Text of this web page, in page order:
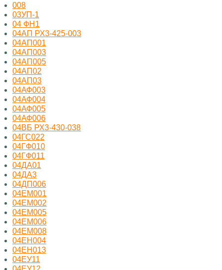
008
03УП-1
04 ФН1
04АП РХ3-425-003
04АП001
04АП003
04АП005
04АП02
04АП03
04АФ003
04АФ004
04АФ005
04АФ006
04ВБ РХ3-430-038
04ГС022
04ГФ010
04ГФ011
04ДА01
04ДА3
04ДП006
04ЕМ001
04ЕМ002
04ЕМ005
04ЕМ006
04ЕМ008
04ЕН004
04ЕН013
04ЕУ11